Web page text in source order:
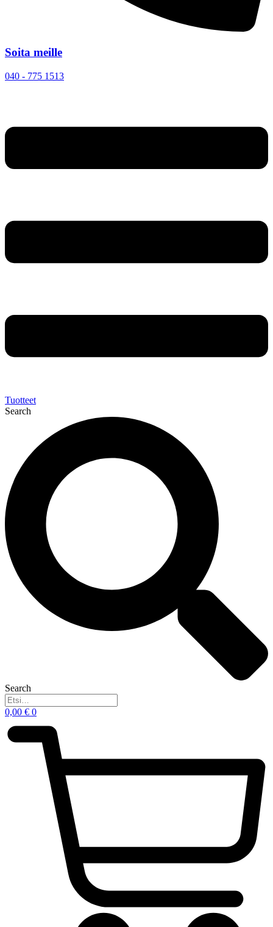
Soita meille
040 - 775 1513
Tuotteet
Search
Search
0,00 € 0